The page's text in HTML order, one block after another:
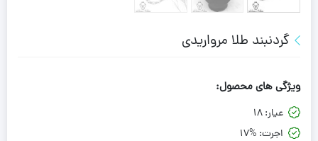
گردنبند طلا مرواریدی
ویژگی های محصول:
عیار:18
اجرت: 17%